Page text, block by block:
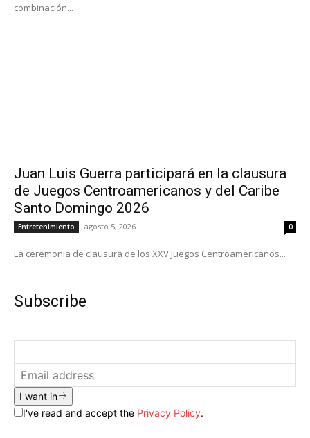
combinación...
Juan Luis Guerra participará en la clausura
de Juegos Centroamericanos y del Caribe
Santo Domingo 2026
Entretenimiento agosto 5, 2026 0
La ceremonia de clausura de los XXV Juegos Centroamericanos...
Subscribe
I want in
I've read and accept the Privacy Policy.